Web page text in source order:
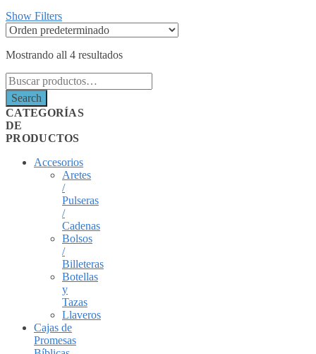
Show Filters
Mostrando all 4 resultados
Search
for:
Search
CATEGORÍAS
DE
PRODUCTOS
Accesorios
Aretes
/
Pulseras
/
Cadenas
Bolsos
/
Billeteras
Botellas
y
Tazas
Llaveros
Cajas de
Promesas